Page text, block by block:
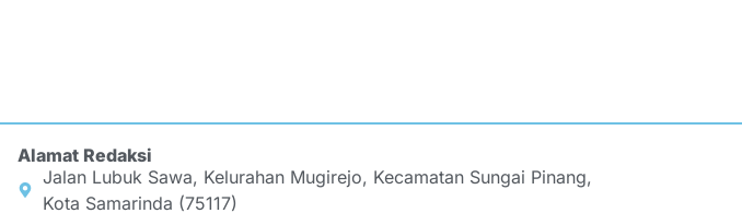
Alamat Redaksi
Jalan Lubuk Sawa, Kelurahan Mugirejo, Kecamatan Sungai Pinang,
Kota Samarinda (75117)